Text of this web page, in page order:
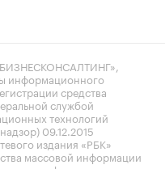
информационного
средства
службой
технологий
09.12.2015
издания «РБК»
массовой информации